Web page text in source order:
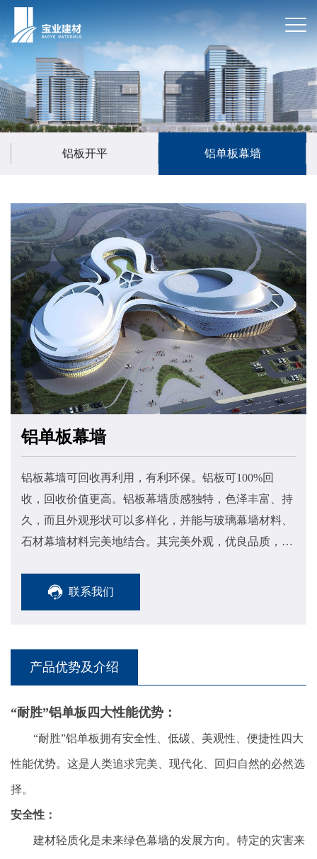
铝板开平 铝单板幕墙
铝单板幕墙
铝板幕墙可回收再利用，有利环保。铝板可100%回
收，回收价值更高。铝板幕墙质感独特，色泽丰富、持
久，而且外观形状可以多样化，并能与玻璃幕墙材料、
石材幕墙材料完美地结合。其完美外观，优良品质，使
联系我们
产品优势及介绍
“耐胜”铝单板四大性能优势：
“耐胜”铝单板拥有安全性、低碳、美观性、便捷性四大
性能优势。这是人类追求完美、现代化、回归自然的必然选
择。
安全性：
建材轻质化是未来绿色幕墙的发展方向。特定的灾害来